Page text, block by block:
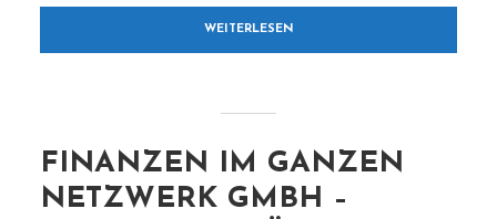
WEITERLESEN
FINANZEN IM GANZEN
NETZWERK GMBH –